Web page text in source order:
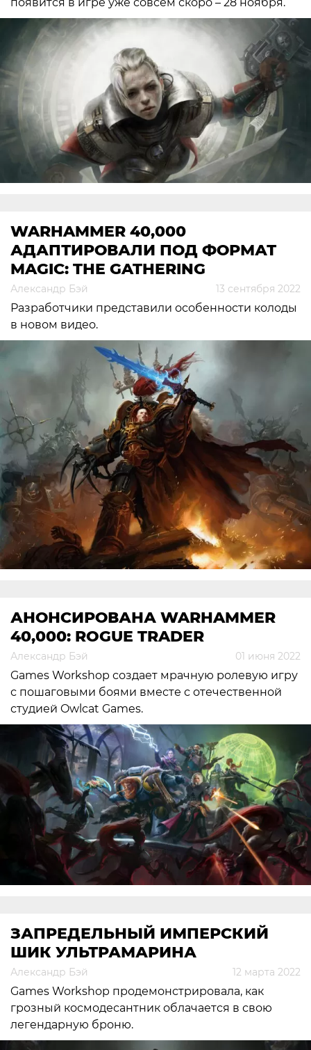
появится в игре уже совсем скоро – 28 ноября.
WARHAMMER 40,000
АДАПТИРОВАЛИ ПОД ФОРМАТ
MAGIC: THE GATHERING
Александр Бэй 13 сентября 2022
Разработчики представили особенности колоды
в новом видео.
АНОНСИРОВАНА WARHAMMER
40,000: ROGUE TRADER
Александр Бэй 01 июня 2022
Games Workshop создает мрачную ролевую игру
с пошаговыми боями вместе с отечественной
студией Owlcat Games.
ЗАПРЕДЕЛЬНЫЙ ИМПЕРСКИЙ
ШИК УЛЬТРАМАРИНА
Александр Бэй 12 марта 2022
Games Workshop продемонстрировала, как
грозный космодесантник облачается в свою
легендарную броню.